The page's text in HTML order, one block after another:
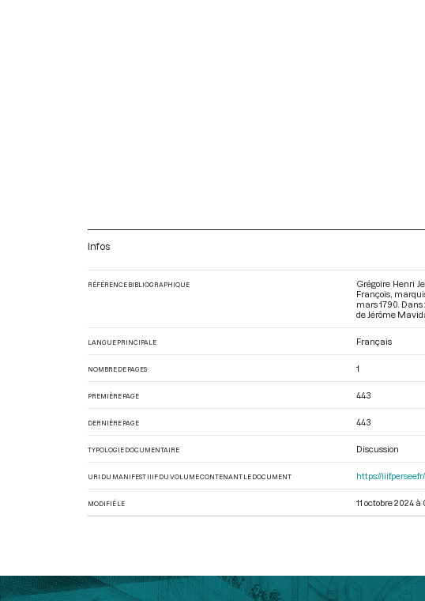
Infos
RÉFÉRENCE BIBLIOGRAPHIQUE
Grégoire Henri
François,
mars 1790.
de Jérôme
LANGUE PRINCIPALE Français
NOMBRE DE PAGES 1
PREMIÈRE PAGE 443
DERNIÈRE PAGE 443
TYPOLOGIE DOCUMENTAIRE Discussion
URI DU MANIFEST IIIF DU VOLUME CONTENANT LE DOCUMENT https://
MODIFIÉ LE 11 octobre 2024 à